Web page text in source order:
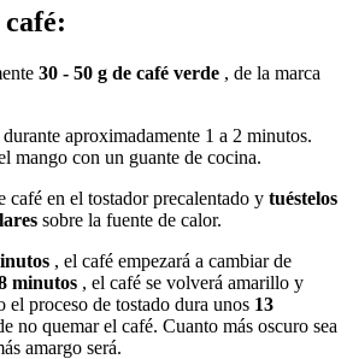
30 - 50 g de café verde , de la marca
durante aproximadamente 1 a 2 minutos.
mango con un guante de cocina.
café en el tostador precalentado y tuéstelos
sobre la fuente de calor.
, el café empezará a cambiar de
minutos , el café se volverá amarillo y
el proceso de tostado dura unos 13
no quemar el café. Cuanto más oscuro sea
amargo será.